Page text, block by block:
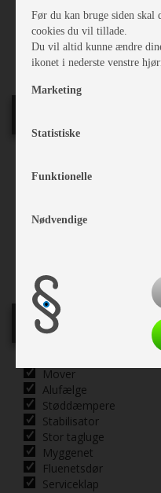
Bredde i cm.: 250
Sovepladser: 4
Siddepladser: 4
Springmadrasser
Hæve/sænkebord
Rundsiddegruppe
Karrosseri,
Mover
Alufælge
Støddæmpere
Stabilisator
Stor tagluge
Myggenet
Fluenetsdør
Serviceklap
Før du kan bruge siden
cookies du vil tillade.
Du vil altid kunne ændre
ikonet i nederste venstre
Marketing
Statistiske
Funktionelle
Nødvendige